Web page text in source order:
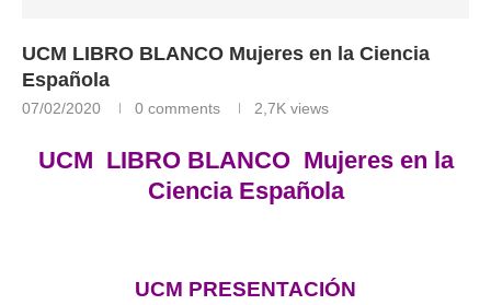
UCM LIBRO BLANCO Mujeres en la Ciencia
Española
07/02/2020 0 comments 2,7K views
UCM LIBRO BLANCO Mujeres en la
Ciencia Española
UCM PRESENTACIÓN